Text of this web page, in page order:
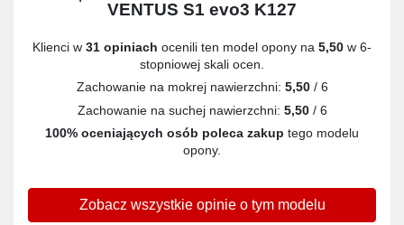
VENTUS S1 evo3 K127
Klienci w 31 opiniach ocenili ten model opony na 5,50 w 6-
stopniowej skali ocen.
Zachowanie na mokrej nawierzchni: 5,50/ 6
Zachowanie na suchej nawierzchni: 5,50/ 6
100% oceniających osób poleca zakup tego modelu
opony.
Zobacz wszystkie opinie o tym modelu